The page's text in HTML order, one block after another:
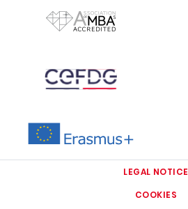
IMAGE
IMAGE
IMAGE
LEGAL NOTICE
COOKIES